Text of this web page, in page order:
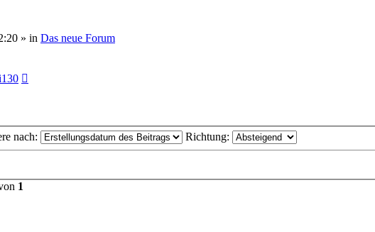
» in Das neue Forum
nach: Richtung:
1